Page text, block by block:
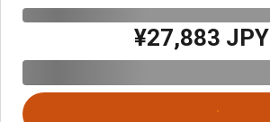
¥27,883 JPY